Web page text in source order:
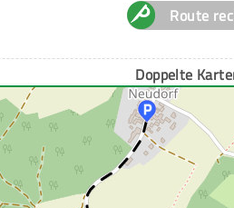
Route
Doppelte